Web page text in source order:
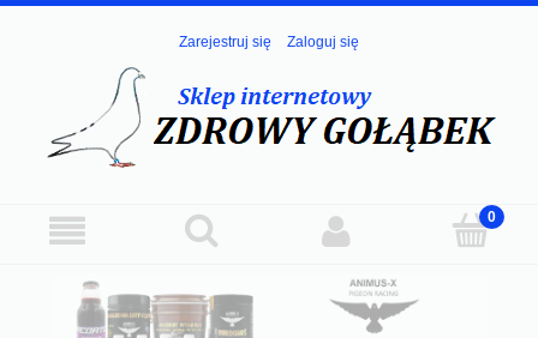
Zarejestruj się Zaloguj się